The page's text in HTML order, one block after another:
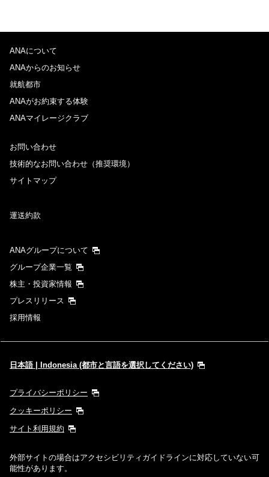
ANAについて
ANAからのお知らせ
就航都市
ANAがお約束する体験
ANAマイレージクラブ
お問い合わせ
技術的なお問い合わせ（推奨環境）
サイトマップ
運送約款
ANAグループについて
グループ企業一覧
株主・投資家情報
プレスリリース
採用情報
日本語 | Indonesia (都市と言語を選択してください)
プライバシーポリシー
クッキーポリシー
サイト利用規約
外部サイトの場合はアクセシビリティガイドラインに対応していない可
能性があります。